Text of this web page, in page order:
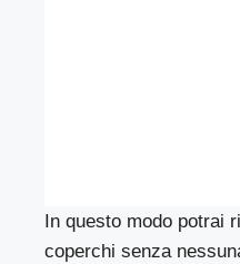
In questo modo potrai
coperchi senza